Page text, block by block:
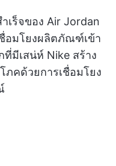
เร็จของ Air Jordan
อมโยงผลิตภัณฑ์เข้า
ที่มีเสน่ห์ Nike สร้าง
คด้วยการเชื่อมโยง